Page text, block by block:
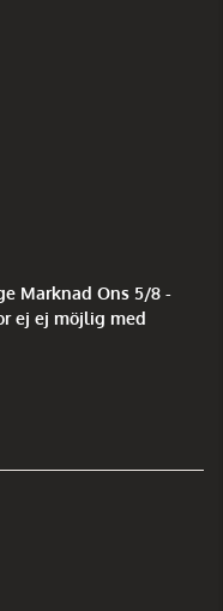
Marknad Ons 5/8 -
ej ej möjlig med